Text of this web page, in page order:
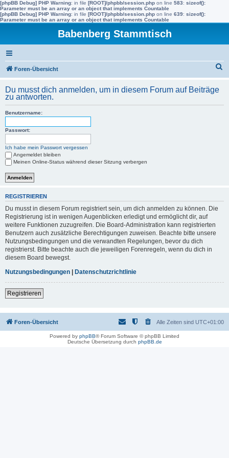
[phpBB Debug] PHP Warning: in file [ROOT]/phpbb/session.php on line 583: sizeof():
Parameter must be an array or an object that implements Countable
[phpBB Debug] PHP Warning: in file [ROOT]/phpbb/session.php on line 639: sizeof():
Parameter must be an array or an object that implements Countable
Babenberg Stammtisch
Foren-Übersicht
h
Du musst dich anmelden, um in diesem Forum auf Beiträge
zu antworten.
Benutzername:
Passwort:
Ich habe mein Passwort vergessen
Angemeldet bleiben
Meinen Online-Status während dieser Sitzung verbergen
REGISTRIEREN
Du musst in diesem Forum registriert sein, um dich anmelden zu können. Die
Registrierung ist in wenigen Augenblicken erledigt und ermöglicht dir, auf
weitere Funktionen zuzugreifen. Die Board-Administration kann registrierten
Benutzern auch zusätzliche Berechtigungen zuweisen. Beachte bitte unsere
Nutzungsbedingungen und die verwandten Regelungen, bevor du dich
registrierst. Bitte beachte auch die jeweiligen Forenregeln, wenn du dich in
diesem Board bewegst.
Nutzungsbedingungen | Datenschutzrichtlinie
Registrieren
Foren-Übersicht Alle Zeiten sind UTC+01:00
Powered by phpBB® Forum Software © phpBB Limited
Deutsche Übersetzung durch phpBB.de